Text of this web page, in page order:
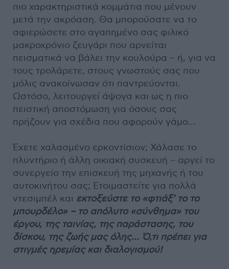
πιο χαρακτηριστικά κομμάτια που μένουν
μετά την ακρόαση. Θα μπορούσατε να το
αφιερώσετε στο αγαπημένο σας φιλικό
μακροχρόνιο ζευγάρι που αρνείται
πεισματικά να βάλει την κουλούρα – ή, για να
τους τρολάρετε, στους γνωστούς σας που
μόλις ανακοίνωσαν ότι παντρεύονται.
Ωστόσο, λειτουργεί άψογα και ως η πιο
πειστική αποστόμωση για όσους σας
πρήζουν για σχέδια που αφορούν γάμο…
Έχετε χαλασμένο ερκοντίσιον; Χάλασε το
πλυντήριο ή άλλη οικιακή συσκευή – αργεί το
συνεργείο την επισκευή της μηχανής ή του
αυτοκινήτου σας; Ετοιμαστείτε για πολλά
ντεσιμπέλ και εκτοξεύστε το «φτιάξ’ το το
μπουρδέλο» – το απόλυτο «σύνθημα» του
έργου, της ταινίας, της παράστασης, του
δίσκου, της ζωής μας όλης… Ό,τι πρέπει για
στιγμές ηρεμίας και διαλογισμού!